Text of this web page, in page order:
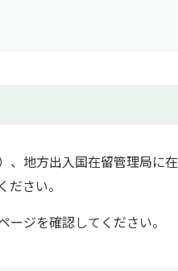
、地方出入国在留管理局に在
さい。
ジを確認してください。